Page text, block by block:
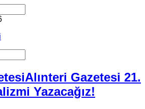
Alınteri Gazetesi 21.
Yazacağız!